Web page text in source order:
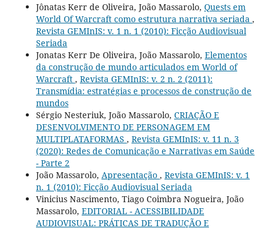
Jônatas Kerr de Oliveira, João Massarolo, Quests em
World Of Warcraft como estrutura narrativa seriada ,
Revista GEMInIS: v. 1 n. 1 (2010): Ficção Audiovisual
Seriada
Jonatas Kerr De Oliveira, João Massarolo, Elementos
da construção de mundo articulados em World of
Warcraft , Revista GEMInIS: v. 2 n. 2 (2011):
Transmídia: estratégias e processos de construção de
mundos
Sérgio Nesteriuk, João Massarolo, CRIAÇÃO E
DESENVOLVIMENTO DE PERSONAGEM EM
MULTIPLATAFORMAS , Revista GEMInIS: v. 11 n. 3
(2020): Redes de Comunicação e Narrativas em Saúde
- Parte 2
João Massarolo, Apresentação , Revista GEMInIS: v. 1
n. 1 (2010): Ficção Audiovisual Seriada
Vinicius Nascimento, Tiago Coimbra Nogueira, João
Massarolo, EDITORIAL - ACESSIBILIDADE
AUDIOVISUAL: PRÁTICAS DE TRADUÇÃO E